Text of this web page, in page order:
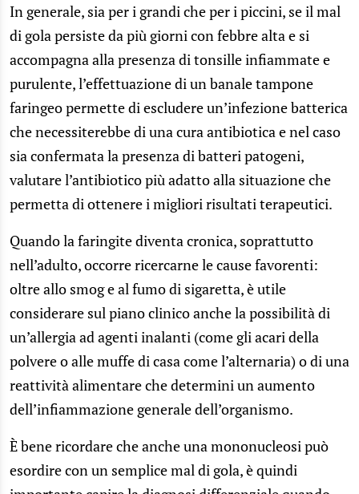
In generale, sia per i grandi che per i piccini, se il mal
di gola persiste da più giorni con febbre alta e si
accompagna alla presenza di tonsille infiammate e
purulente, l’effettuazione di un banale tampone
faringeo permette di escludere un’infezione batterica
che necessiterebbe di una cura antibiotica e nel caso
sia confermata la presenza di batteri patogeni,
valutare l’antibiotico più adatto alla situazione che
permetta di ottenere i migliori risultati terapeutici.
Quando la faringite diventa cronica, soprattutto
nell’adulto, occorre ricercarne le cause favorenti:
oltre allo smog e al fumo di sigaretta, è utile
considerare sul piano clinico anche la possibilità di
un’allergia ad agenti inalanti (come gli acari della
polvere o alle muffe di casa come l’alternaria) o di una
reattività alimentare che determini un aumento
dell’infiammazione generale dell’organismo.
È bene ricordare che anche una mononucleosi può
esordire con un semplice mal di gola, è quindi